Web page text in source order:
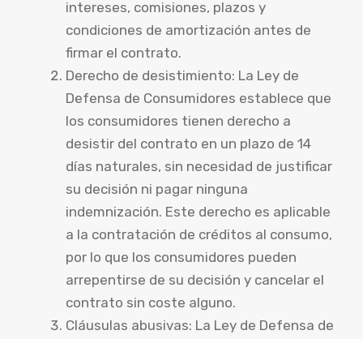
intereses, comisiones, plazos y
condiciones de amortización antes de
firmar el contrato.
Derecho de desistimiento: La Ley de
Defensa de Consumidores establece que
los consumidores tienen derecho a
desistir del contrato en un plazo de 14
días naturales, sin necesidad de justificar
su decisión ni pagar ninguna
indemnización. Este derecho es aplicable
a la contratación de créditos al consumo,
por lo que los consumidores pueden
arrepentirse de su decisión y cancelar el
contrato sin coste alguno.
Cláusulas abusivas: La Ley de Defensa de